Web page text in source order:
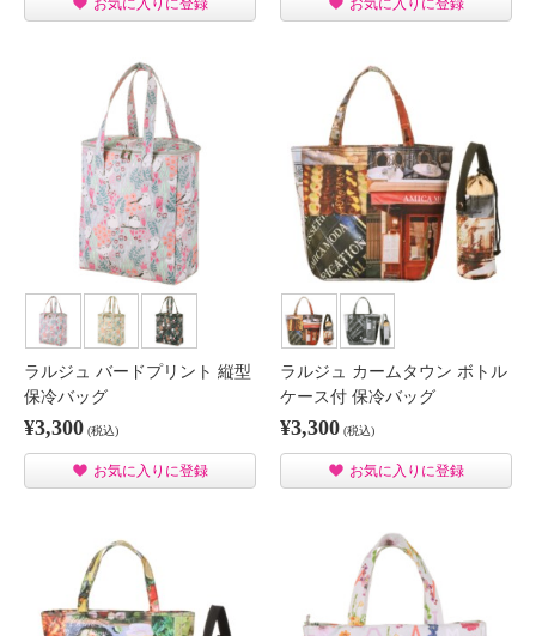
お気に入りに登録 お気に入りに登録
ラルジュ バードプリント 縦型
保冷バッグ
¥3,300 (税込)
お気に入りに登録
ラルジュ カームタウン ボトル
ケース付 保冷バッグ
¥3,300 (税込)
お気に入りに登録